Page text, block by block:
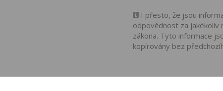
I přesto, že jsou
odpovědnost za jakékoliv
zákona. Tyto informace
kopírovány bez